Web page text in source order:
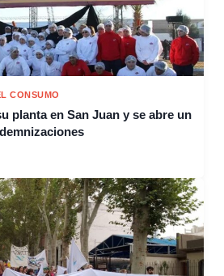
CONSUMO
planta en San Juan y se abre un